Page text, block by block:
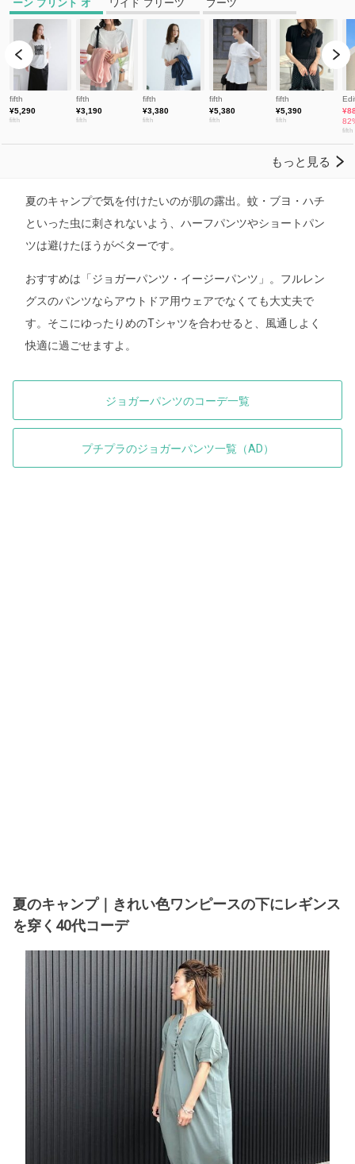
夏のキャンプで気を付けたいのが肌の露出。蚊・ブヨ・ハチ
といった虫に刺されないよう、ハーフパンツやショートパン
ツは避けたほうがベターです。
おすすめは「ジョガーパンツ・イージーパンツ」。フルレン
グスのパンツならアウトドア用ウェアでなくても大丈夫で
す。そこにゆったりめのTシャツを合わせると、風通しよく
快適に過ごせますよ。
ジョガーパンツのコーデ一覧
プチプラのジョガーパンツ一覧（AD）
夏のキャンプ｜きれい色ワンピースの下にレギンス
を穿く40代コーデ